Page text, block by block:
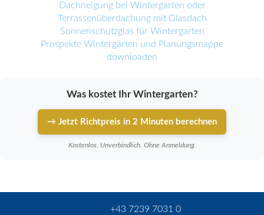
Dachneigung bei Wintergarten oder
Terrassenüberdachung mit Glasdach
Sonnenschutzglas für Wintergarten
Prospekte Wintergärten und Planungsmappe
downloaden
Was kostet Ihr Wintergarten?
→ Jetzt Richtpreis in 2 Minuten berechnen
Kostenlos. Unverbindlich. Ohne Anmeldung.
+43 7239 7031 0